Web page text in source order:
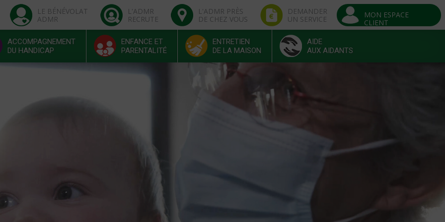
LE BÉNÉVOLAT
ADMR
L'ADMR
RECRUTE
L'ADMR PRÈS
DE CHEZ VOUS
DEMANDER
UN SERVICE
MON ESPACE
CLIENT
ACCOMPAGNEMENT
DU HANDICAP
ENFANCE ET
PARENTALITÉ
ENTRETIEN
DE LA MAISON
AIDE
AUX AIDANTS